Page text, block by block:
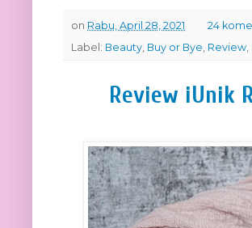
on Rabu, April 28, 2021
24
Label: Beauty Buy or Bye Review
Review iUnik